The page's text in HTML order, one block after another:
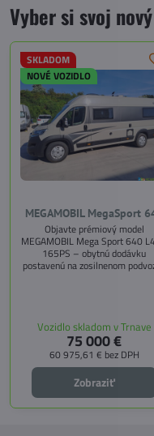
Vyber si svoj
SKLADOM
NOVÉ VOZIDLO
MEGAMOBIL MegaSport
Objavte prémiový model
MEGAMOBIL Mega Sport 640
165PS – obytnú dodávku
postavenú na zosilnenom
pozdĺžnemu lôžku a možnosti
doplniť predné prídavné lôžko.
Vozidlo skladom v Trnave
75 000 €
60 975,61 € bez DPH
Zobraziť